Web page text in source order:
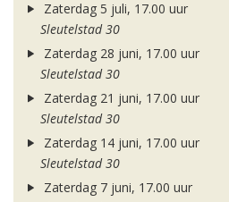
Zaterdag 5 juli, 17.00 uur
Sleutelstad 30
Zaterdag 28 juni, 17.00 uur
Sleutelstad 30
Zaterdag 21 juni, 17.00 uur
Sleutelstad 30
Zaterdag 14 juni, 17.00 uur
Sleutelstad 30
Zaterdag 7 juni, 17.00 uur